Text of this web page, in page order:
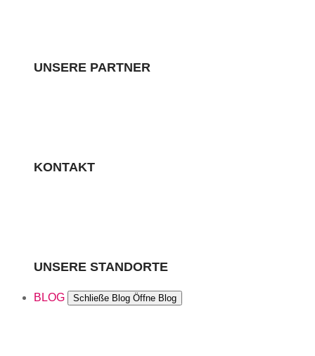
UNSERE PARTNER
KONTAKT
UNSERE STANDORTE
BLOG Schließe Blog Öffne Blog